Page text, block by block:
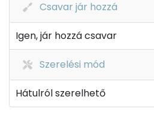
Csavar jár hozzá
Igen, jár hozzá csavar
Szerelési mód
Hátulról szerelhető